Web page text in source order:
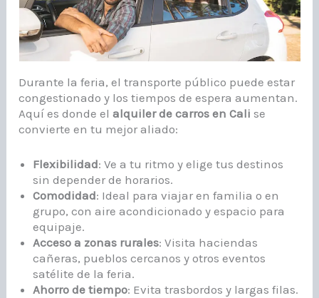
Durante la feria, el transporte público puede estar
congestionado y los tiempos de espera aumentan.
Aquí es donde elalquiler de carros en Cali se
convierte en tu mejor aliado:
Flexibilidad: Ve a tu ritmo y elige tus destinos
sin depender de horarios.
Comodidad: Ideal para viajar en familia o en
grupo, con aire acondicionado y espacio para
equipaje.
Acceso a zonas rurales: Visita haciendas
cañeras, pueblos cercanos y otros eventos
satélite de la feria.
Ahorro de tiempo: Evita trasbordos y largas filas.